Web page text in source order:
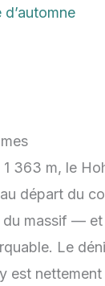
363 m, le
départ du
massif —
Le
est